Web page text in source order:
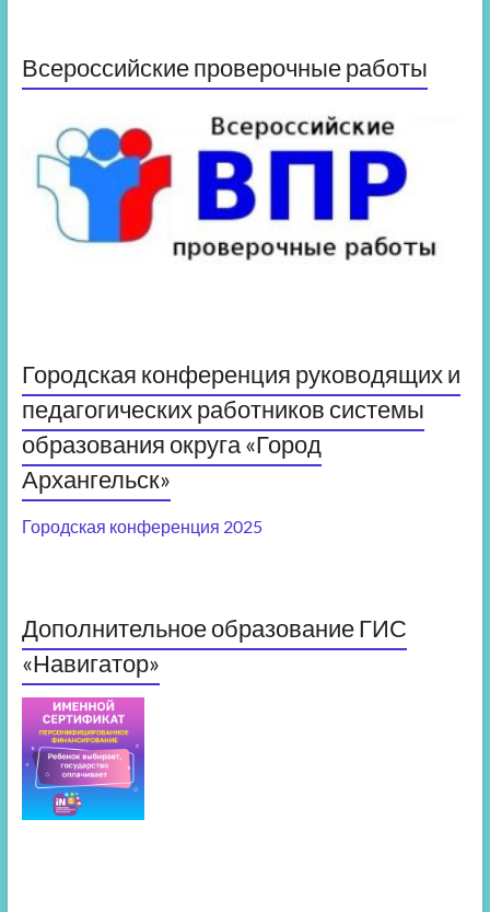
Всероссийские проверочные работы
Городская конференция руководящих и
педагогических работников системы
образования округа «Город
Архангельск»
Городская конференция 2025
Дополнительное образование ГИС
«Навигатор»